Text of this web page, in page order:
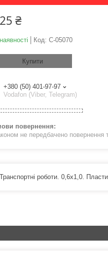
₴
Код: С-05070
Купити
+380 (50) 401-97-97
Vodafon (Viber, Telegram)
не передбачено повернення
роботи. 0,6х1,0.